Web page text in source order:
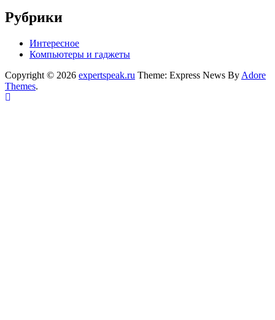
Рубрики
Интересное
Компьютеры и гаджеты
Copyright © 2026 expertspeak.ru Theme: Express News By Adore
Themes.